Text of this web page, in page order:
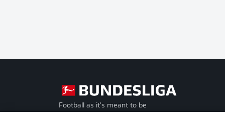
Football as it's meant to be